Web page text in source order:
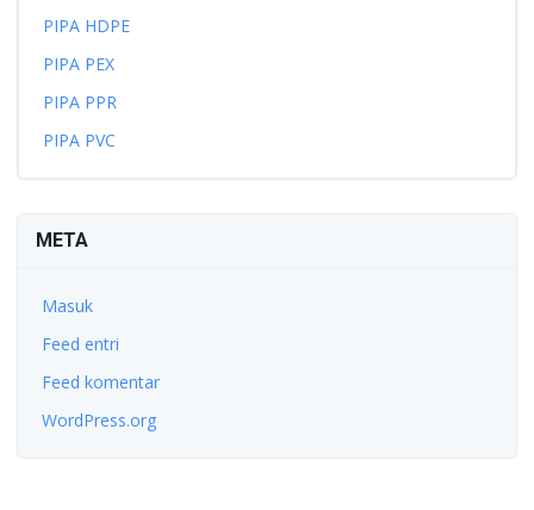
PIPA HDPE
PIPA PEX
PIPA PPR
PIPA PVC
META
Masuk
Feed entri
Feed komentar
WordPress.org